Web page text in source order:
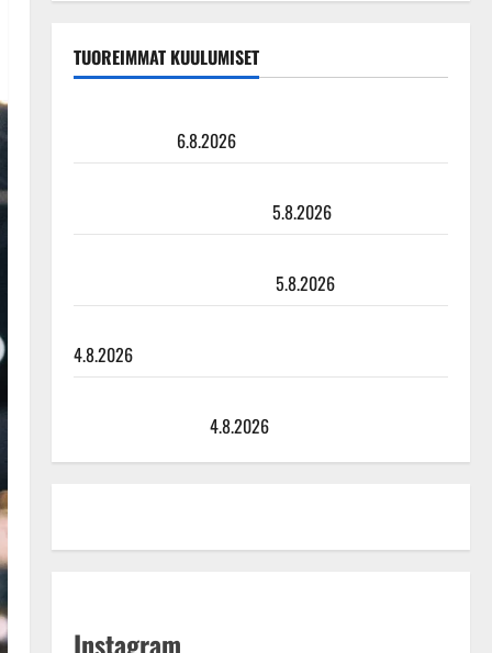
TUOREIMMAT KUULUMISET
6.8.2026
5.8.2026
5.8.2026
4.8.2026
4.8.2026
Instagram